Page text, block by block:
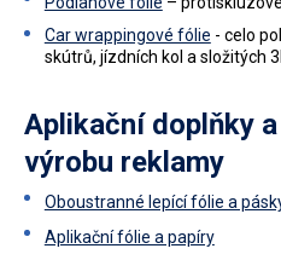
Car wrappingové fólie - celo
skútrů, jízdních kol a složitých
Aplikační doplňky
výrobu reklamy
Oboustranné lepící fólie a
Aplikační fólie a papíry